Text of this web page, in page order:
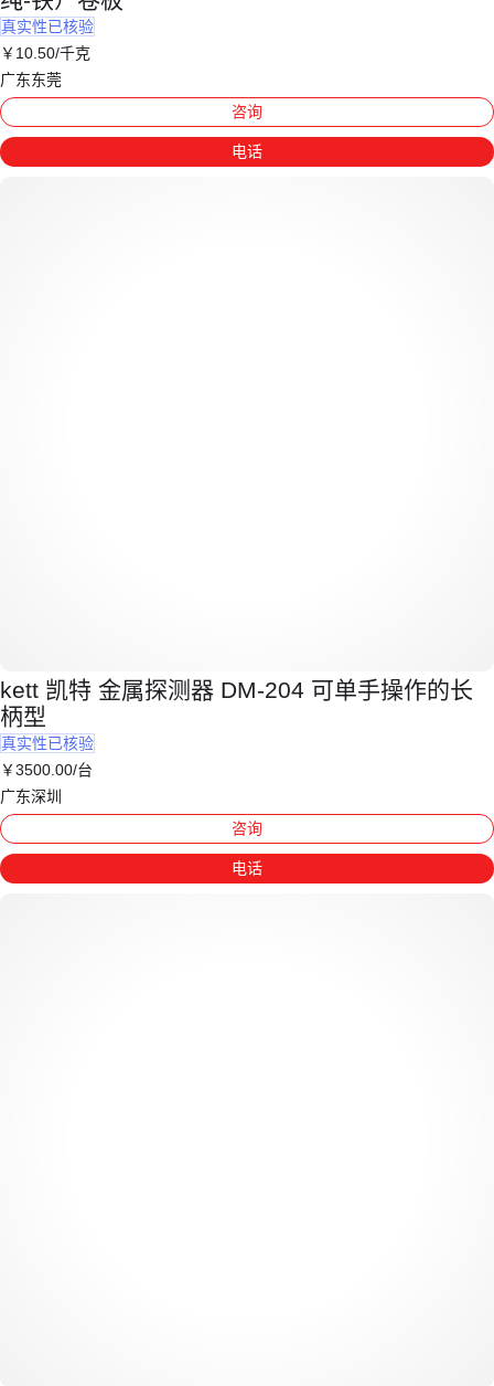
真实性已核验
￥ 10 .50/千克
广东东莞
咨询
电话
kett 凯特 金属探测器 DM-204 可单手操作的长
柄型
真实性已核验
￥3500 .00/台
广东深圳
咨询
电话